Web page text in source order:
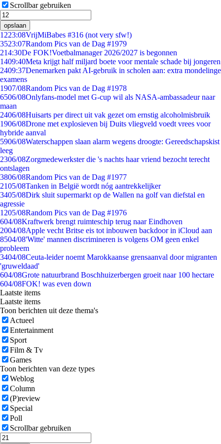
Scrollbar gebruiken
opslaan
1223:08VrijMiBabes #316 (not very sfw!)
3523:07Random Pics van de Dag #1979
214:30De FOK!Voetbalmanager 2026/2027 is begonnen
1409:40Meta krijgt half miljard boete voor mentale schade bij jongeren
2409:37Denemarken pakt AI-gebruik in scholen aan: extra mondelinge
examens
1907/08Random Pics van de Dag #1978
6506/08Onlyfans-model met G-cup wil als NASA-ambassadeur naar
maan
2406/08Huisarts per direct uit vak gezet om ernstig alcoholmisbruik
1906/08Drone met explosieven bij Duits vliegveld voedt vrees voor
hybride aanval
5906/08Waterschappen slaan alarm wegens droogte: Gereedschapskist
leeg
2306/08Zorgmedewerkster die 's nachts haar vriend bezocht terecht
ontslagen
3806/08Random Pics van de Dag #1977
2105/08Tanken in België wordt nóg aantrekkelijker
3405/08Dirk sluit supermarkt op de Wallen na golf van diefstal en
agressie
1205/08Random Pics van de Dag #1976
604/08Kraftwerk brengt ruimteschip terug naar Eindhoven
2004/08Apple vecht Britse eis tot inbouwen backdoor in iCloud aan
8504/08'Witte' mannen discrimineren is volgens OM geen enkel
probleem
3404/08Ceuta-leider noemt Marokkaanse grensaanval door migranten
'gruweldaad'
604/08Grote natuurbrand Boschhuizerbergen groeit naar 100 hectare
604/08FOK! was even down
Laatste items
Laatste items
Toon berichten uit deze thema's
Actueel
Entertainment
Sport
Film & Tv
Games
Toon berichten van deze types
Weblog
Column
(P)review
Special
Poll
Scrollbar gebruiken